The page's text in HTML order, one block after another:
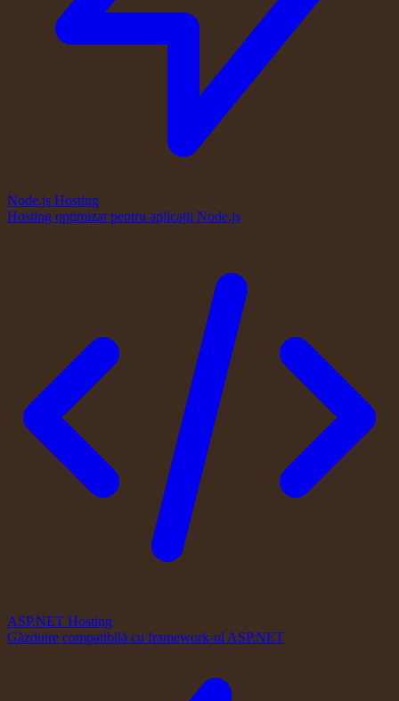
Node.js Hosting
Hosting optimizat pentru aplicații Node.js
ASP.NET Hosting
Găzduire compatibilă cu framework-ul ASP.NET